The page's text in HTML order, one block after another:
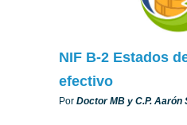
AL
NIF B-2 Estados
efectivo
Por Doctor MB y C.P. Aarón